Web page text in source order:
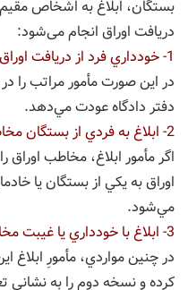
بستگان، ابلاغ به اشخاص
دریافت اوراق انجام می‌شود:
1- خودداري فرد از دريافت اوراق
در اين صورت مأمور مراتب را در
دفتر دادگاه عودت مي‌دهد.
2- ابلاغ به فردي از بستگان مخاطب
اگر مأمور ابلاغ، مخاطب اوراق
اوراق به يكي از بستگان يا
مي‌شود.
3- ابلاغ با خودداري يا غيبت مخاطب يا بستگان
در چنين مواردي، مأمورِ ابلاغ
کرده و نسخه دوم را به